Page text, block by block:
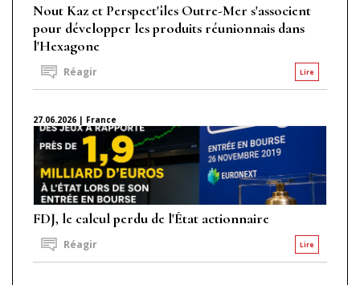
Nout Kaz et Perspect'îles Outre-Mer s'associent
pour développer les produits réunionnais dans
l'Hexagone
Lire
Réagir
27.06.2026 | France
FDJ, le calcul perdu de l'État actionnaire
Lire
Réagir